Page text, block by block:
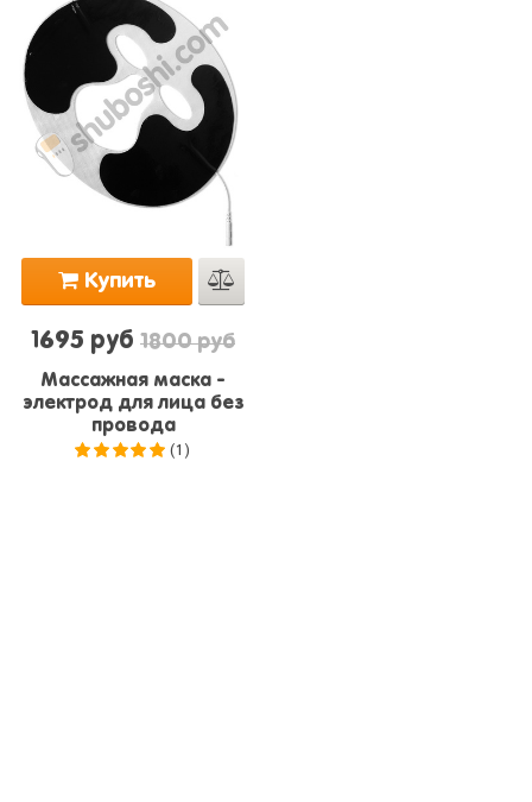
Купить
1695 руб 1800 руб
Массажная маска -
электрод для лица без
провода
(1)